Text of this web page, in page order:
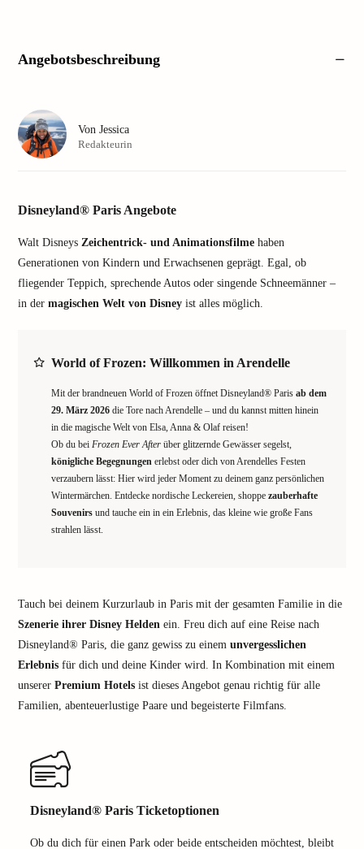
Angebotsbeschreibung
Disneyland® Paris Angebote
Walt Disneys Zeichentrick- und Animationsfilme haben
Generationen von Kindern und Erwachsenen geprägt. Egal, ob
fliegender Teppich, sprechende Autos oder singende Schneemänner –
in der magischen Welt von Disney ist alles möglich.
World of Frozen: Willkommen in Arendelle
Mit der brandneuen World of Frozen öffnet Disneyland® Paris ab dem
29. März 2026 die Tore nach Arendelle – und du kannst mitten hinein
in die magische Welt von Elsa, Anna & Olaf reisen!
Ob du bei Frozen Ever After über glitzernde Gewässer segelst,
königliche Begegnungen erlebst oder dich von Arendelles Festen
verzaubern lässt: Hier wird jeder Moment zu deinem ganz persönlichen
Wintermärchen. Entdecke nordische Leckereien, shoppe zauberhafte
Souvenirs und tauche ein in ein Erlebnis, das kleine wie große Fans
strahlen lässt.
Tauch bei deinem Kurzurlaub in Paris mit der gesamten Familie in die
Szenerie ihrer Disney Helden ein. Freu dich auf eine Reise nach
Disneyland® Paris, die ganz gewiss zu einem unvergesslichen
Erlebnis für dich und deine Kinder wird. In Kombination mit einem
unserer Premium Hotels ist dieses Angebot genau richtig für alle
Familien, abenteuerlustige Paare und begeisterte Filmfans.
Disneyland® Paris Ticketoptionen
Ob du dich für einen Park oder beide entscheiden möchtest, bleibt
Von Jessica
Redakteurin